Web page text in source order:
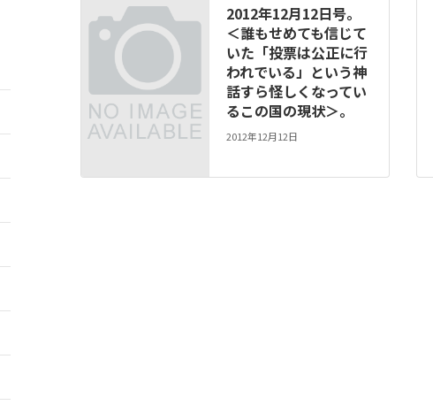
2012年12月12日号。
＜誰もせめても信じて
いた「投票は公正に行
われでいる」という神
話すら怪しくなってい
るこの国の現状＞。
2012年12月12日